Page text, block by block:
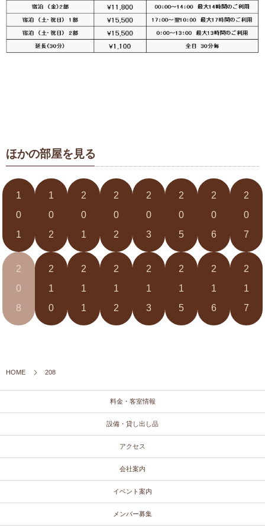
ほかの部屋を見る
1
0
1
1
0
2
2
0
1
2
0
2
2
0
3
2
0
5
2
0
6
2
0
7
2
0
8
2
1
0
2
1
1
2
1
2
2
1
3
2
1
5
2
1
6
2
1
7
HOME 208
料金・客室情報
設備・貸し出し品
アクセス
会社案内
イベント案内
メンバー募集